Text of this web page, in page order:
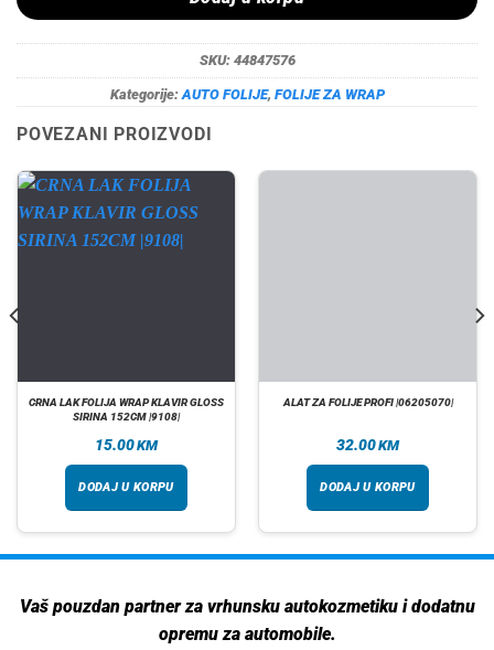
SKU: 44847576
Kategorije: AUTO FOLIJE, FOLIJE ZA WRAP
POVEZANI PROIZVODI
CRNA LAK FOLIJA WRAP KLAVIR GLOSS
SIRINA 152CM |9108|
15.00KM
DODAJ U KORPU
ALAT ZA FOLIJE PROFI |06205070|
32.00KM
DODAJ U KORPU
Vaš pouzdan partner za vrhunsku autokozmetiku i dodatnu
opremu za automobile.